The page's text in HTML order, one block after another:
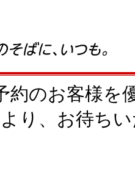
約のお客様を
り、お待ち